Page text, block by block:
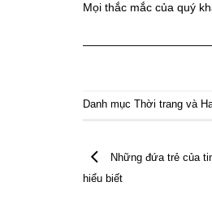
Mọi thắc mắc của quý
Danh mục Thời trang và
Những đứa trẻ của
hiểu biết